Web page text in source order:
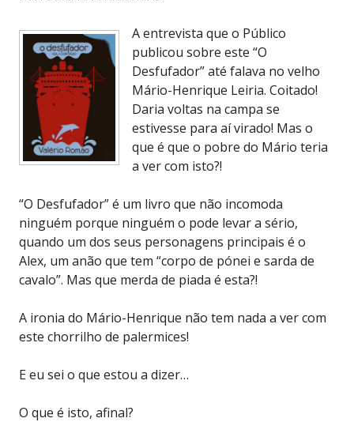
A entrevista que o Público
publicou sobre este “O
Desfufador” até falava no velho
Mário-Henrique Leiria. Coitado!
Daria voltas na campa se
estivesse para aí virado! Mas o
que é que o pobre do Mário teria
a ver com isto?!
“O Desfufador” é um livro que não incomoda
ninguém porque ninguém o pode levar a sério,
quando um dos seus personagens principais é o
Alex, um anão que tem “corpo de pónei e sarda de
cavalo”. Mas que merda de piada é esta?!
A ironia do Mário-Henrique não tem nada a ver com
este chorrilho de palermices!
E eu sei o que estou a dizer…
O que é isto, afinal?